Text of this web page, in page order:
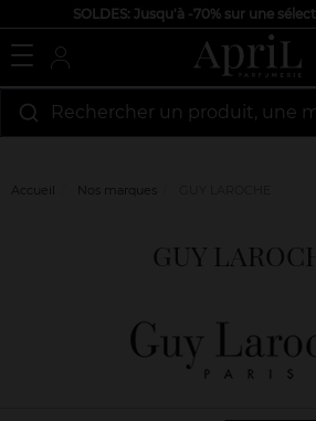
SOLDES: Jusqu'à -70% sur une
Rechercher un produit, une
Accueil Nos marques
GUY